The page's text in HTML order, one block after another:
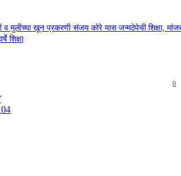
व मुलीच्या खून प्रकरणी संजय कोरे यास जन्मठेपेची शिक्षा,
शिक्षा
0